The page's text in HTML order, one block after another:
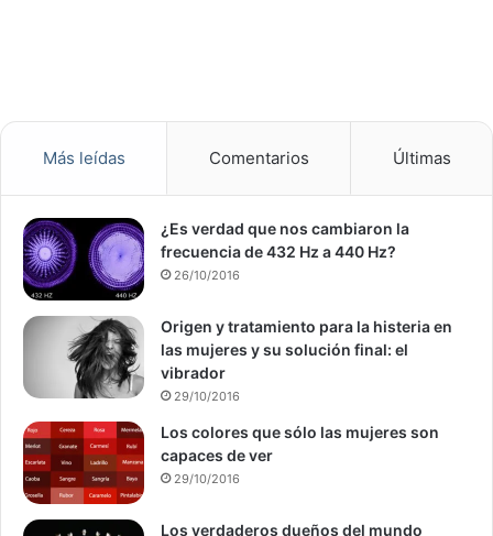
Más leídas Comentarios Últimas
¿Es verdad que nos cambiaron la
frecuencia de 432 Hz a 440 Hz?
26/10/2016
Origen y tratamiento para la histeria en
las mujeres y su solución final: el
vibrador
29/10/2016
Los colores que sólo las mujeres son
capaces de ver
29/10/2016
Los verdaderos dueños del mundo